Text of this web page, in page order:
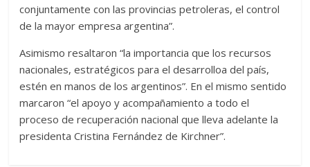
conjuntamente con las provincias petroleras, el control
de la mayor empresa argentina”.
Asimismo resaltaron “la importancia que los recursos
nacionales, estratégicos para el desarrolloa del país,
estén en manos de los argentinos”. En el mismo sentido
marcaron “el apoyo y acompañamiento a todo el
proceso de recuperación nacional que lleva adelante la
presidenta Cristina Fernández de Kirchner”.